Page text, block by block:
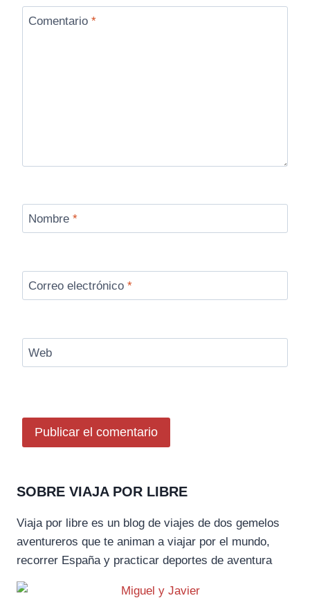
Comentario *
Nombre *
Correo electrónico *
Web
SOBRE VIAJA POR LIBRE
Viaja por libre es un blog de viajes de dos gemelos
aventureros que te animan a viajar por el mundo,
recorrer España y practicar deportes de aventura